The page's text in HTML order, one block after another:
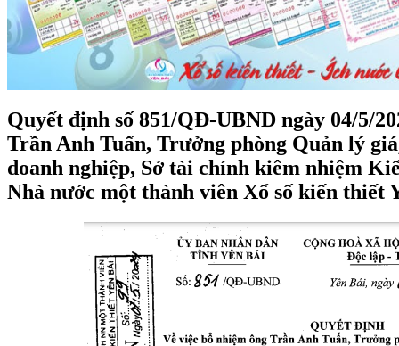
Quyết định số 851/QĐ-UBND ngày 04/5/
Trần Anh Tuấn, Trưởng phòng Quản lý
doanh nghiệp, Sở tài chính kiêm nhiệm
Nhà nước một thành viên Xổ số kiến thiết